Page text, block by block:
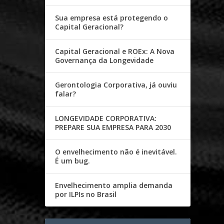
Sua empresa está protegendo o
Capital Geracional?
Capital Geracional e ROEx: A Nova
Governança da Longevidade
Gerontologia Corporativa, já ouviu
falar?
LONGEVIDADE CORPORATIVA:
PREPARE SUA EMPRESA PARA 2030
O envelhecimento não é inevitável.
É um bug.
Envelhecimento amplia demanda
por ILPIs no Brasil